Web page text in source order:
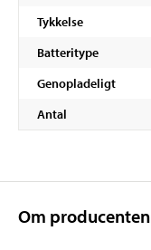
Tykkelse
Batteritype
Genopladeligt
Antal
Om producenten